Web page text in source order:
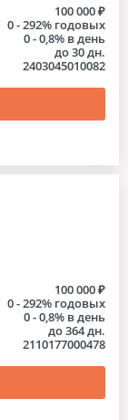
100 000 ₽
0 - 292% годовых
0 - 0,8% в день
до 30 дн.
2403045010082
100 000 ₽
0 - 292% годовых
0 - 0,8% в день
до 364 дн.
2110177000478